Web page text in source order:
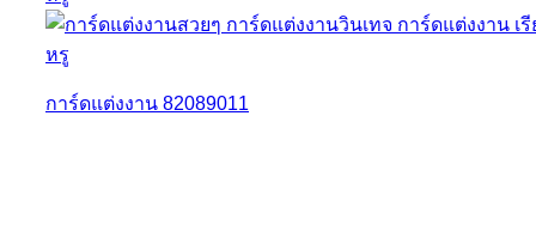
การ์ดแต่งงาน 82089011